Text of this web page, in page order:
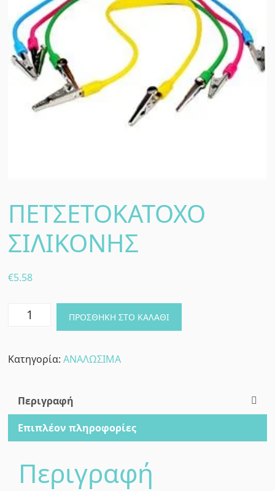
ΠΕΤΣΕΤΟΚΑΤΟΧΟ
ΣΙΛΙΚΟΝΗΣ
€5.58
ΠΕΤΣΕΤΟΚΑΤΟΧΟ
ΣΙΛΙΚΟΝΗΣ
ΠΡΟΣΘΉΚΗ ΣΤΟ ΚΑΛΆΘΙ
Κατηγορία:ΑΝΑΛΩΣΙΜΑ
Περιγραφή
Επιπλέον πληροφορίες
Περιγραφή